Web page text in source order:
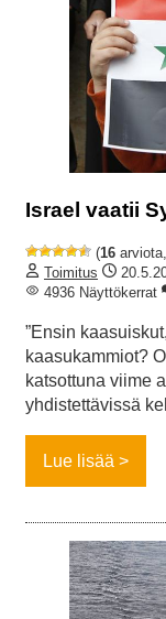
Israel vaatii
(16
Toimitus
4936 Näyttökerrat
”Ensin
kaasukammiot?
katsottuna viime
yhdistettävissä
Lue lisää